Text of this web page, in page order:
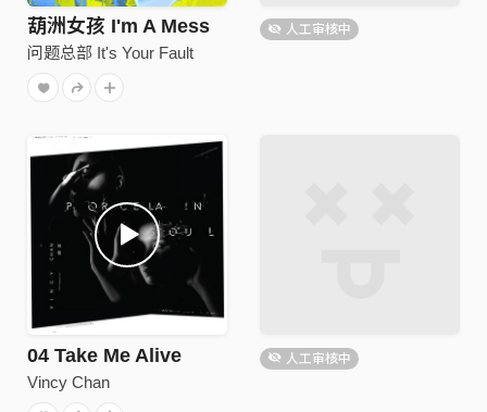
葫洲女孩 I'm A Mess
问题总部 It's Your Fault
人工审核中
04 Take Me Alive
Vincy Chan
人工审核中